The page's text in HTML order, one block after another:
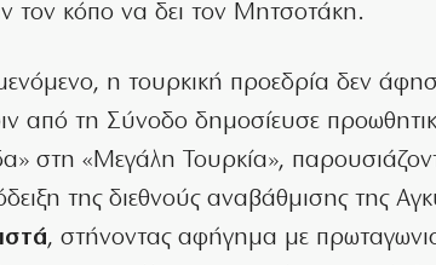
τον κόπο να δει τον Μητσοτάκη.
η τουρκική προεδρία δεν
από τη Σύνοδο δημοσίευσε
στη «Μεγάλη Τουρκία»,
της διεθνούς αναβάθμισης της
, στήνοντας αφήγημα με